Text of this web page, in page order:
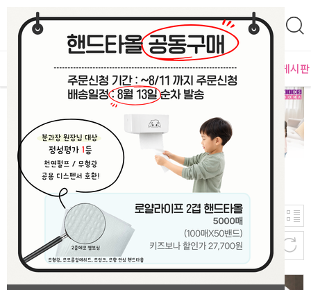
PLAYLAB NEW BEST 입점사별 이벤트 게시판
어린이 안전용품
신규등록순